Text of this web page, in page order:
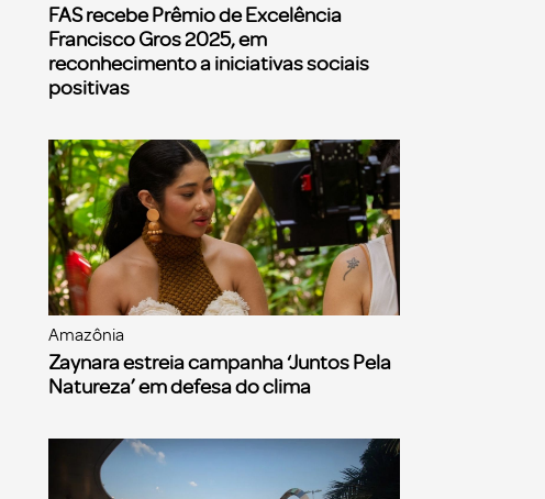
FAS recebe Prêmio de Excelência
Francisco Gros 2025, em
reconhecimento a iniciativas sociais
positivas
Amazônia
Zaynara estreia campanha ‘Juntos Pela
Natureza’ em defesa do clima